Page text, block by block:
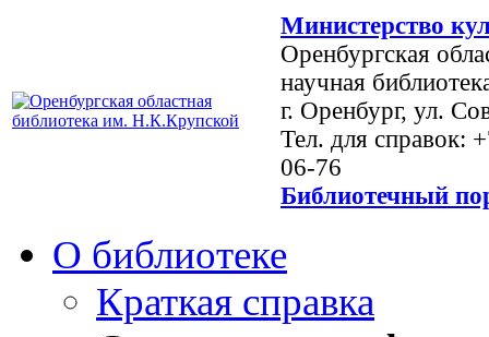
Министерство
Оренбургская
научная
г. Оренбург, ул.
Тел. для справок:
06-76
Библиотечный
О библиотеке
Краткая справка